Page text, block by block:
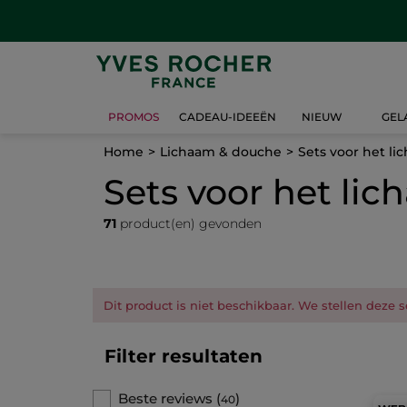
PROMOS CADEAU-IDEEËN NIEUW
Home Lichaam & douche Sets voor het
Sets voor het
71 product(en) gevonden
Dit product is niet beschikbaar. We stellen deze
Filter resultaten
Beste reviews (40)